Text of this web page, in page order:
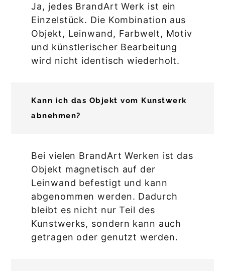
Ja, jedes BrandArt Werk ist ein
Einzelstück. Die Kombination aus
Objekt, Leinwand, Farbwelt, Motiv
und künstlerischer Bearbeitung
wird nicht identisch wiederholt.
Kann ich das Objekt vom Kunstwerk
abnehmen?
Bei vielen BrandArt Werken ist das
Objekt magnetisch auf der
Leinwand befestigt und kann
abgenommen werden. Dadurch
bleibt es nicht nur Teil des
Kunstwerks, sondern kann auch
getragen oder genutzt werden.